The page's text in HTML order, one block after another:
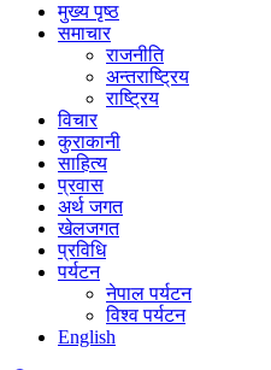
मुख्य पृष्ठ
समाचार
राजनीति
अन्तराष्ट्रिय
राष्ट्रिय
विचार
कुराकानी
साहित्य
प्रवास
अर्थ जगत
खेलजगत
प्रविधि
पर्यटन
नेपाल पर्यटन
विश्व पर्यटन
English